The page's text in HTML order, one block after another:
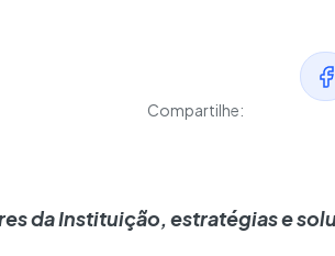
Compartilhe:
da Instituição, estratégias e